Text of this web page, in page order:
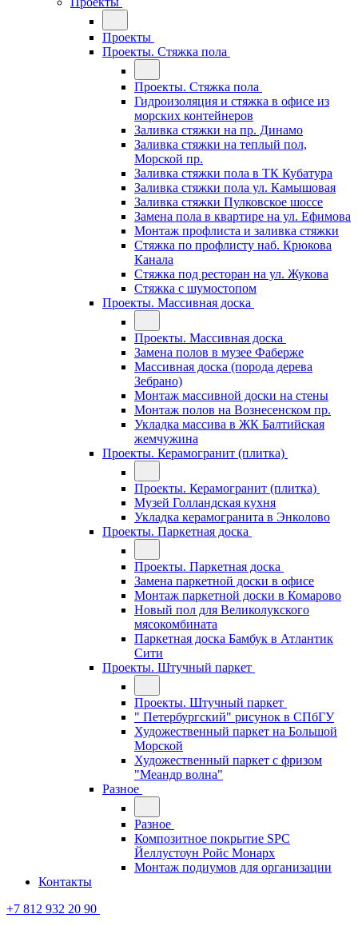
Проекты
Проекты. Стяжка пола
Проекты. Стяжка пола
Гидроизоляция и стяжка в офисе из
морских контейнеров
Заливка стяжки на пр. Динамо
Заливка стяжки на теплый пол,
Морской пр.
Заливка стяжки пола в ТК Кубатура
Заливка стяжки пола ул. Камышовая
Заливка стяжки Пулковское шоссе
Замена пола в квартире на ул. Ефимова
Монтаж профлиста и заливка стяжки
Стяжка по профлисту наб. Крюкова
Канала
Стяжка под ресторан на ул. Жукова
Стяжка с шумостопом
Проекты. Массивная доска
Проекты. Массивная доска
Замена полов в музее Фаберже
Массивная доска (порода дерева
Зебрано)
Монтаж массивной доски на стены
Монтаж полов на Вознесенском пр.
Укладка массива в ЖК Балтийская
жемчужина
Проекты. Керамогранит (плитка)
Проекты. Керамогранит (плитка)
Музей Голландская кухня
Укладка керамогранита в Энколово
Проекты. Паркетная доска
Проекты. Паркетная доска
Замена паркетной доски в офисе
Монтаж паркетной доски в Комарово
Новый пол для Великолукского
мясокомбината
Паркетная доска Бамбук в Атлантик
Сити
Проекты. Штучный паркет
Проекты. Штучный паркет
" Петербургский" рисунок в СПбГУ
Художественный паркет на Большой
Морской
Художественный паркет с фризом
"Меандр волна"
Разное
Разное
Композитное покрытие SPC
Йеллустоун Ройс Монарх
Монтаж подиумов для организации
Контакты
+7 812 932 20 90